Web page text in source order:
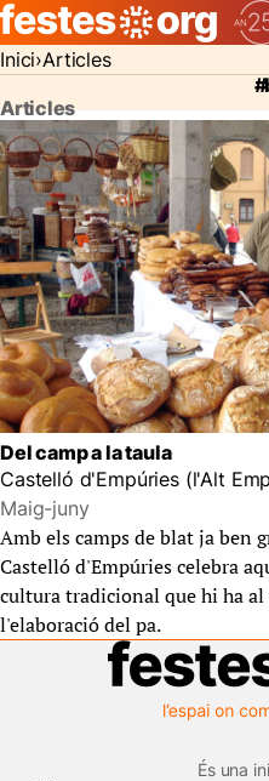
Inici Articles
Articles
Del camp a la taula
Castelló d'Empúries (l'Alt
Maig-juny
Amb els camps de blat ja ben
Castelló d'Empúries celebra
cultura tradicional que hi ha
l'elaboració del pa.
És una